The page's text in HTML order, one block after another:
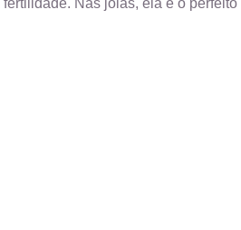
Nas joias, ela é o